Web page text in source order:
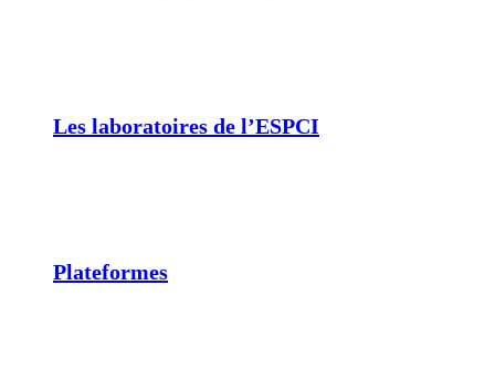
Les laboratoires de l’ESPCI
Plateformes